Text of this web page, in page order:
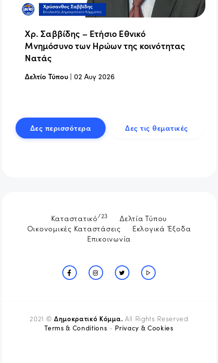
Χρ. Σαββίδης – Ετήσιο Εθνικό
Μνημόσυνο των Ηρώων της κοινότητας
Νατάς
Δελτίο Τύπου |02 Αυγ 2026
Δες περισσότερα Δες τις θεματικές
Καταστατικό/23
Δελτία Τύπου
Οικονομικές Καταστάσεις
Εκλογικά Έξοδα
Επικοινωνία
2021 ©Δημοκρατικό Κόμμα. All Rights Reserved
Terms & Conditions - Privacy & Cookies